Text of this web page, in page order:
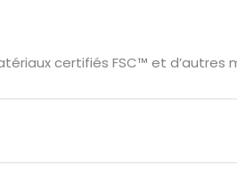
certifiés FSC™ et d’autres